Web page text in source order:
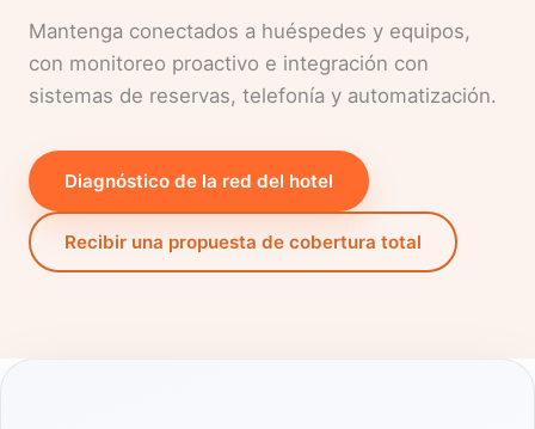
Mantenga conectados a huéspedes y equipos,
con monitoreo proactivo e integración con
sistemas de reservas, telefonía y automatización.
Diagnóstico de la red del hotel
Recibir una propuesta de cobertura total